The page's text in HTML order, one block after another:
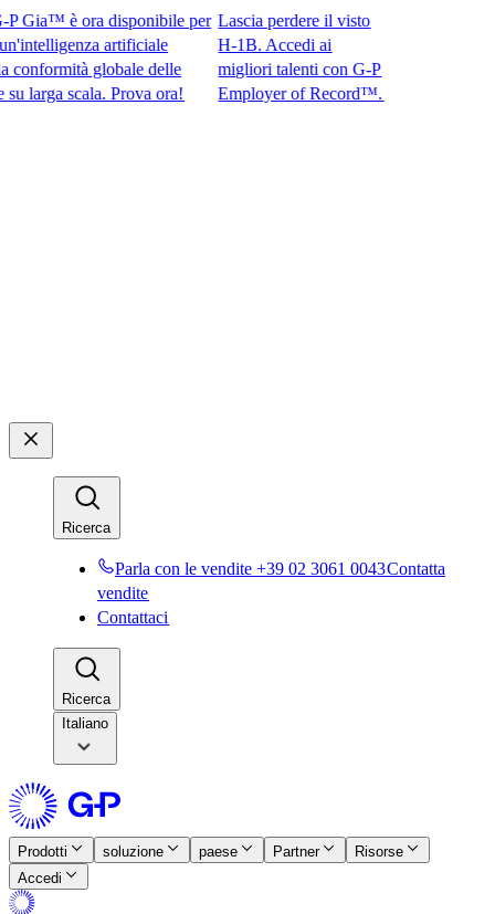
è ora disponibile per
artificiale
globale delle
scala. Prova ora!​​
Lascia perdere il visto
H-1B. Accedi ai
migliori talenti con G-P
Employer of Record™.​​
Ricerca​​
Parla con le vendite +39 02 3061 0043​​Contatta
vendite​​
Contattaci​​
Ricerca​​
Italiano
Prodotti​​ soluzione​​ paese​​ Partner​​
Risorse​​
Accedi​​